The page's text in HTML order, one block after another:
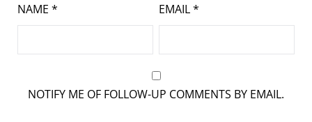
NAME * EMAIL*
NOTIFY ME OF FOLLOW-UP COMMENTS BY EMAIL.